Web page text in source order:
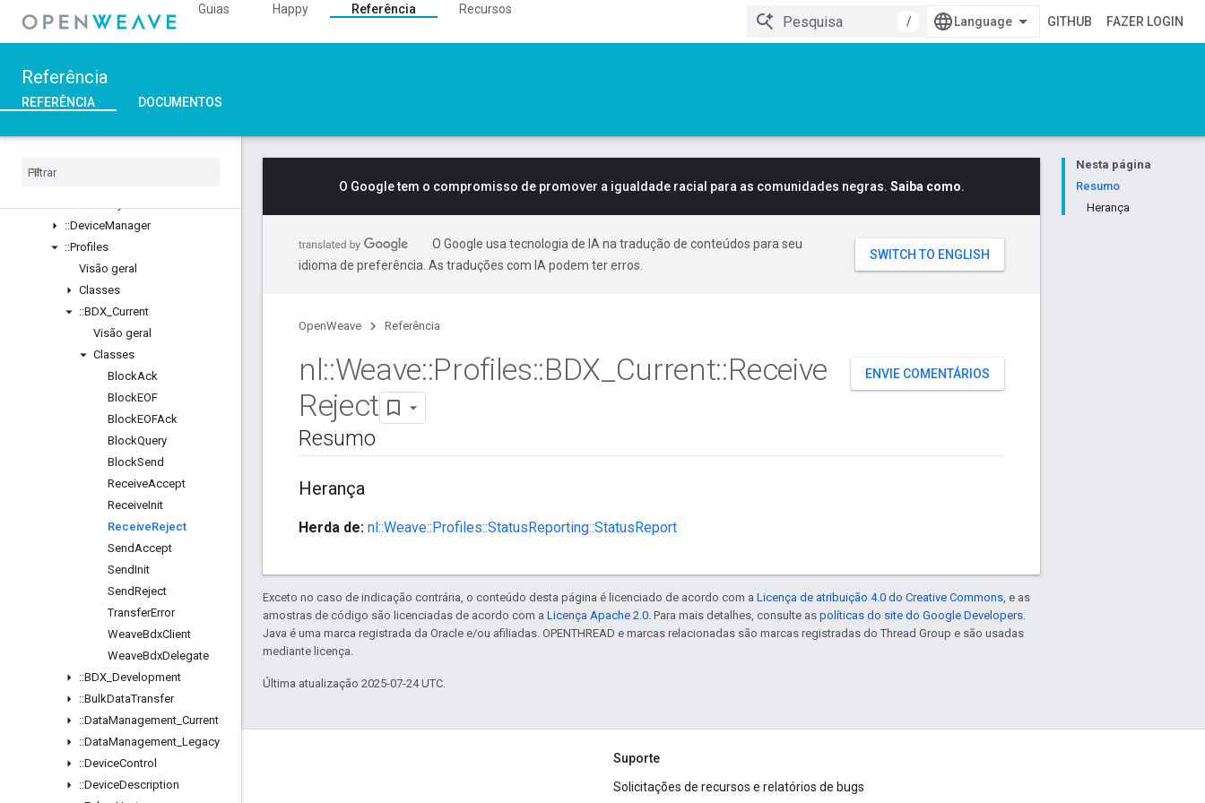
Guias Happy Referência
Recursos
/
GITHUB FAZER LOGIN
Referência
REFERÊNCIA DOCUMENTOS
::Inet
Visão geral
Classes
Unions
::DeviceManager
::Profiles
Visão geral
Classes
::BDX Current
Visão geral
Classes
BlockAck
BlockEOF
BlockEOFAck
BlockQuery
BlockSend
ReceiveAccept
ReceiveInit
ReceiveReject
SendAccept
SendInit
SendReject
TransferError
WeaveBdxClient
WeaveBdxDelegate
::BDX Development
::BulkDataTransfer
::DataManagement Current
::DataManagement Legacy
::DeviceControl
::DeviceDescription
Nesta página
Resumo
Herança
O Google tem o compromisso de promover a igualdade racial para as comunidades negras. Saiba como.
O Google usa tecnologia de IA na tradução de conteúdos para seu
idioma de preferência. As traduções com IA podem ter erros.
OpenWeave Referência
ENVIE COMENTÁRIOS
nl::Weave::Profiles::BDX Current::Receive
Reject
Resumo
Herança
Herda de: nl::Weave::Profiles::StatusReporting::StatusReport
Exceto no caso de indicação contrária, o conteúdo desta página é licenciado de acordo com a Licença de atribuição 4.0 do Creative Commons, e as
amostras de código são licenciadas de acordo com a Licença Apache 2.0. Para mais detalhes, consulte as políticas do site do Google Developers.
Java é uma marca registrada da Oracle e/ou afiliadas. OPENTHREAD e marcas relacionadas são marcas registradas do Thread Group e são usadas
mediante licença.
Última atualização 2025-07-24 UTC.
OpenWeave
Suporte
Solicitações de recursos e relatórios de bugs